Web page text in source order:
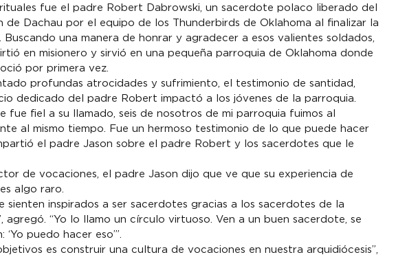
fue el padre Robert Dabrowski, un sacerdote polaco liberado del
Dachau por el equipo de los Thunderbirds de Oklahoma al finalizar la
Buscando una manera de honrar y agradecer a esos valientes soldados,
en misionero y sirvió en una pequeña parroquia de Oklahoma donde
por primera vez.
profundas atrocidades y sufrimiento, el testimonio de santidad,
dedicado del padre Robert impactó a los jóvenes de la parroquia.
fue fiel a su llamado, seis de nosotros de mi parroquia fuimos al
al mismo tiempo. Fue un hermoso testimonio de lo que puede hacer
el padre Jason sobre el padre Robert y los sacerdotes que le
de vocaciones, el padre Jason dijo que ve que su experiencia de
algo raro.
sienten inspirados a ser sacerdotes gracias a los sacerdotes de la
agregó. “Yo lo llamo un círculo virtuoso. Ven a un buen sacerdote, se
puedo hacer eso’”.
es construir una cultura de vocaciones en nuestra arquidiócesis”,